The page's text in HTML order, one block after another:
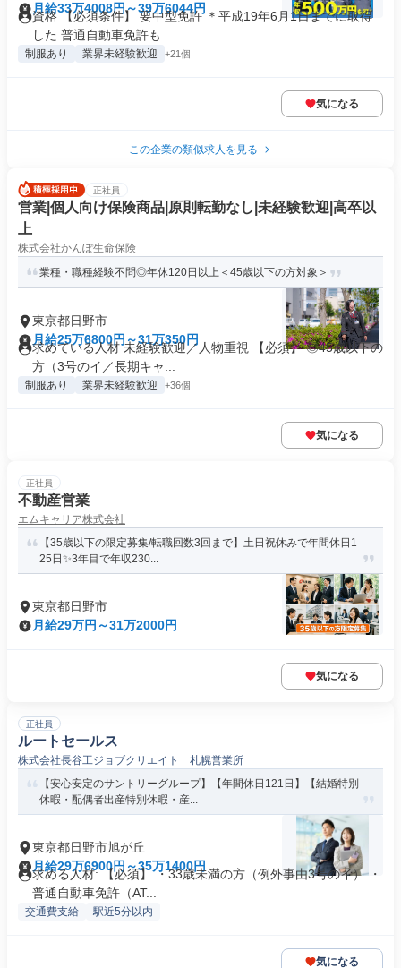
月給33万4008円～39万6044円
資格 【必須条件】 要中型免許 ＊平成19年6月1日までに取得
した 普通自動車免許も...
制服あり 業界未経験歓迎 +21個
気になる
この企業の類似求人を見る
正社員
営業|個人向け保険商品|原則転勤なし|未経験歓迎|高卒以
上
株式会社かんぽ生命保険
業種・職種経験不問◎年休120日以上＜45歳以下の方対象＞
東京都日野市
月給25万6800円～31万350円
求めている人材 未経験歓迎／人物重視 【必須】 ◎45歳以下の
方（3号のイ／長期キャ...
制服あり 業界未経験歓迎 +36個
気になる
正社員
不動産営業
エムキャリア株式会社
【35歳以下の限定募集/転職回数3回まで】土日祝休みで年間休日1
25日✨3年目で年収230...
東京都日野市
月給29万円～31万2000円
気になる
正社員
ルートセールス
株式会社長谷工ジョブクリエイト 札幌営業所
【安心安定のサントリーグループ】【年間休日121日】【結婚特別
休暇・配偶者出産特別休暇・産...
東京都日野市旭が丘
月給29万6900円～35万1400円
求める人材: 【必須】 ・33歳未満の方（例外事由3号のイ） ・
普通自動車免許（AT...
交通費支給 駅近5分以内
気になる